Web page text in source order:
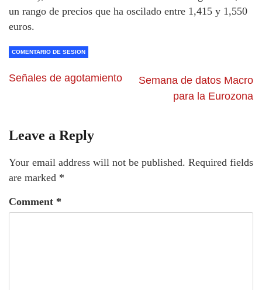
un rango de precios que ha oscilado entre 1,415 y 1,550
euros.
COMENTARIO DE SESION
Señales de agotamiento
Semana de datos Macro
para la Eurozona
Leave a Reply
Your email address will not be published. Required fields
are marked *
Comment *